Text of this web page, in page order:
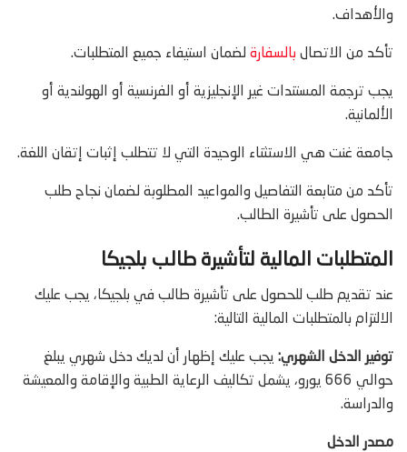
والأهداف.
تأكد من الاتصال بالسفارة لضمان استيفاء جميع المتطلبات.
يجب ترجمة المستندات غير الإنجليزية أو الفرنسية أو الهولندية أو
الألمانية.
جامعة غنت هي الاستثناء الوحيدة التي لا تتطلب إثبات إتقان اللغة.
تأكد من متابعة التفاصيل والمواعيد المطلوبة لضمان نجاح طلب
الحصول على تأشيرة الطالب.
المتطلبات المالية لتأشيرة طالب بلجيكا
عند تقديم طلب للحصول على تأشيرة طالب في بلجيكا، يجب عليك
الالتزام بالمتطلبات المالية التالية:
توفير الدخل الشهري: يجب عليك إظهار أن لديك دخل شهري يبلغ
حوالي 666 يورو، يشمل تكاليف الرعاية الطبية والإقامة والمعيشة
والدراسة.
مصدر الدخل